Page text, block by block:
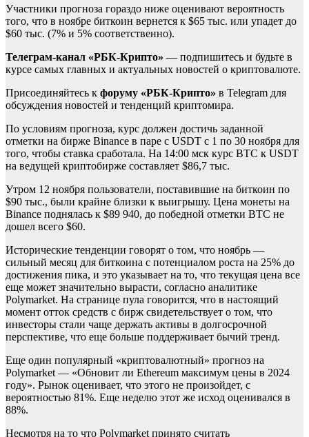
Участники прогноза гораздо ниже оценивают вероятность
того, что в ноябре биткоин вернется к $65 тыс. или упадет до
$60 тыс. (7% и 5% соответственно).
Телеграм-канал «РБК-Крипто» — подпишитесь и будьте в
курсе самых главных и актуальных новостей о криптовалюте.
Присоединяйтесь к форуму «РБК-Крипто» в Telegram для
обсуждения новостей и тенденций криптомира.
По условиям прогноза, курс должен достичь заданной
отметки на бирже Binance в паре с USDT с 1 по 30 ноября для
того, чтобы ставка сработала. На 14:00 мск курс BTC к USDT
на ведущей криптобирже составляет $86,7 тыс.
Утром 12 ноября пользователи, поставившие на биткоин по
$90 тыс., были крайне близки к выигрышу. Цена монеты на
Binance поднялась к $89 940, до победной отметки BTC не
дошел всего $60.
Исторические тенденции говорят о том, что ноябрь —
сильный месяц для биткоина с потенциалом роста на 25% до
достижения пика, и это указывает на то, что текущая цена все
еще может значительно вырасти, согласно аналитике
Polymarket. На странице пула говорится, что в настоящий
момент отток средств с бирж свидетельствует о том, что
инвесторы стали чаще держать активы в долгосрочной
перспективе, что еще больше поддерживает бычий тренд.
Еще один популярный «криптовалютный» прогноз на
Polymarket — «Обновит ли Ethereum максимум цены в 2024
году». Рынок оценивает, что этого не произойдет, с
вероятностью 81%. Еще неделю этот же исход оценивался в
88%.
Несмотря на то что Polymarket принято считать